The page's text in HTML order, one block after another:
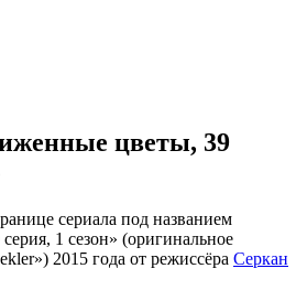
цветы, 39
сериала под названием
1 сезон» (оригинальное
2015 года от режиссёра Серкан